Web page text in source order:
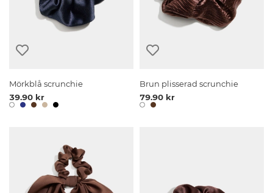
Mörkblå scrunchie
39.90 kr
Brun plisserad scrunchie
79.90 kr